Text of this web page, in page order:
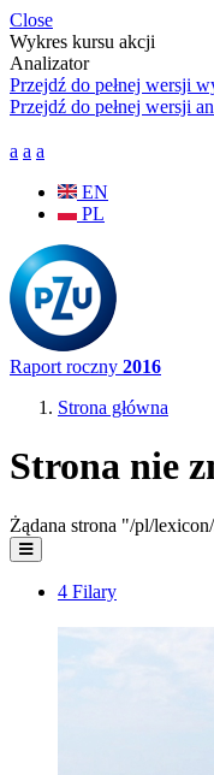
Przejdź do treści
Close
Wykres kursu akcji
Analizator
Przejdź do pełnej wersji
Przejdź do pełnej wersji
a a a
EN
PL
Raport roczny 2016
Strona główna
Strona nie
Żądana strona "/pl/
4 Filary